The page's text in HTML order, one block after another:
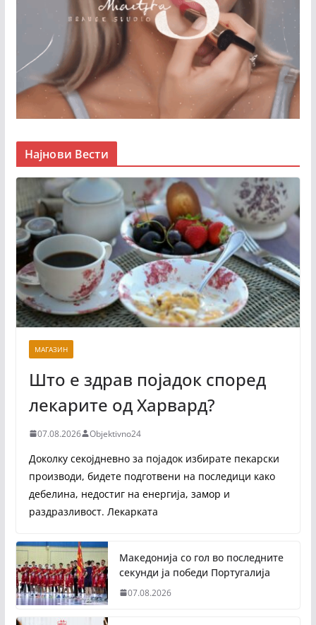
Најнови Вести
МАГАЗИН
Што е здрав појадок според
лекарите од Харвард?
07.08.2026 Objektivno24
Доколку секојдневно за појадок избирате пекарски
производи, бидете подготвени на последици како
дебелина, недостиг на енергија, замор и
раздразливост. Лекарката
Македонија со гол во последните
секунди ја победи Португалија
07.08.2026